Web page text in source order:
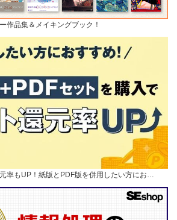
作品集＆メイキングブック！
率もUP！紙版とPDF版を併用したい方にお…